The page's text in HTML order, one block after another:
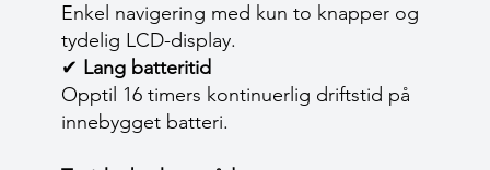
Enkel navigering med kun to knapper og
tydelig LCD-display.
✔ Lang batteritid
Opptil 16 timers kontinuerlig driftstid på
innebygget batteri.